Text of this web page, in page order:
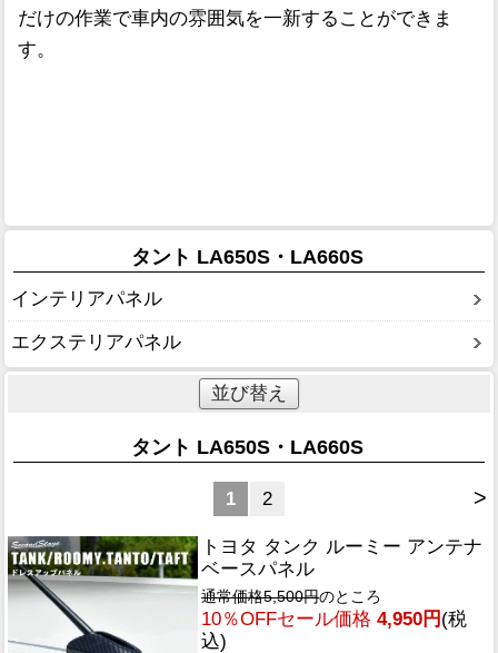
だけの作業で車内の雰囲気を一新することができま
す。
タント LA650S・LA660S
インテリアパネル
エクステリアパネル
並び替え
タント LA650S・LA660S
>
1 2
トヨタ タンク ルーミー アンテナ
ベースパネル
通常価格5,500円のところ
10％OFFセール価格 4,950円 (税
込)